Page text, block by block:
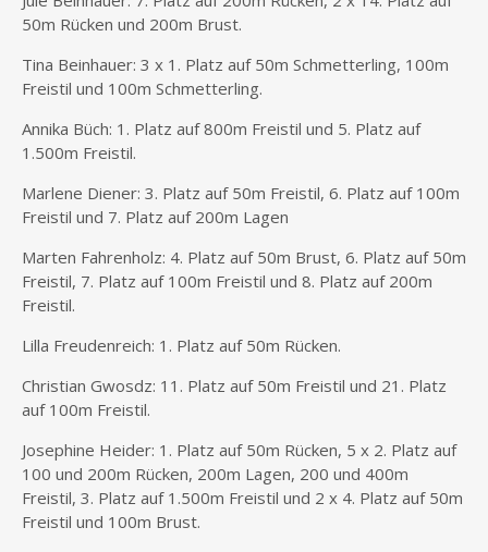
50m Rücken und 200m Brust.
Tina Beinhauer: 3 x 1. Platz auf 50m Schmetterling, 100m
Freistil und 100m Schmetterling.
Annika Büch: 1. Platz auf 800m Freistil und 5. Platz auf
1.500m Freistil.
Marlene Diener: 3. Platz auf 50m Freistil, 6. Platz auf 100m
Freistil und 7. Platz auf 200m Lagen
Marten Fahrenholz: 4. Platz auf 50m Brust, 6. Platz auf 50m
Freistil, 7. Platz auf 100m Freistil und 8. Platz auf 200m
Freistil.
Lilla Freudenreich: 1. Platz auf 50m Rücken.
Christian Gwosdz: 11. Platz auf 50m Freistil und 21. Platz
auf 100m Freistil.
Josephine Heider: 1. Platz auf 50m Rücken, 5 x 2. Platz auf
100 und 200m Rücken, 200m Lagen, 200 und 400m
Freistil, 3. Platz auf 1.500m Freistil und 2 x 4. Platz auf 50m
Freistil und 100m Brust.